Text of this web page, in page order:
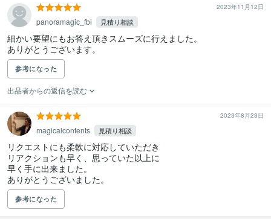
2023年11月12日
panoramagic_fbi 見積り相談
細かい要望にもお答え頂きスムーズに行えました。
ありがとうございます。
参考になった
出品者からの返信を読む
2023年8月23日
magicalcontents 見積り相談
リクエストにも柔軟に対応していただき
リアクションも早く、思っていた以上に
早く手に出来ました。
ありがとうございました。
参考になった